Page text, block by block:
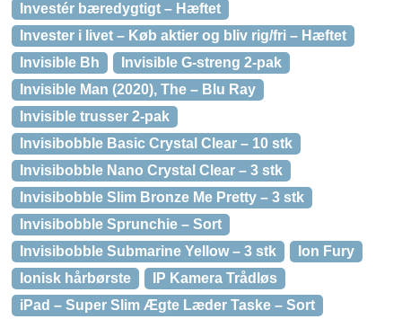
Investér bæredygtigt – Hæftet
Invester i livet – Køb aktier og bliv rig/fri – Hæftet
Invisible Bh
Invisible G-streng 2-pak
Invisible Man (2020), The – Blu Ray
Invisible trusser 2-pak
Invisibobble Basic Crystal Clear – 10 stk
Invisibobble Nano Crystal Clear – 3 stk
Invisibobble Slim Bronze Me Pretty – 3 stk
Invisibobble Sprunchie – Sort
Invisibobble Submarine Yellow – 3 stk
Ion Fury
Ionisk hårbørste
IP Kamera Trådløs
iPad – Super Slim Ægte Læder Taske – Sort